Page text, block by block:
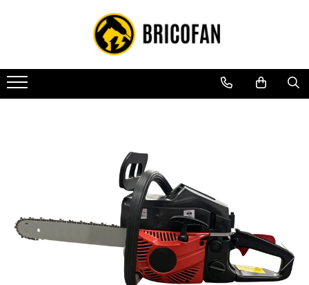
Toate Produsele
Vehicule electrice
Atv
Piese de schimb vehicule electrice
Scutere electrice
Scutere pe benzina
Tricicluri cargo fara permis